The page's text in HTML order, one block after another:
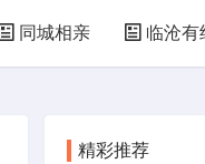
同城相亲 临沧有
精彩推荐